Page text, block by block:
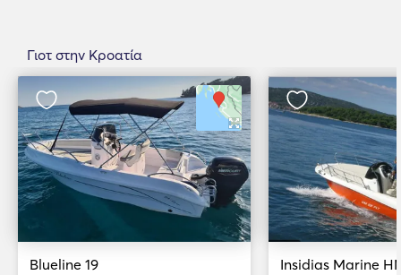
Γιοτ στην Κροατία
Blueline 19 Insidias Marine